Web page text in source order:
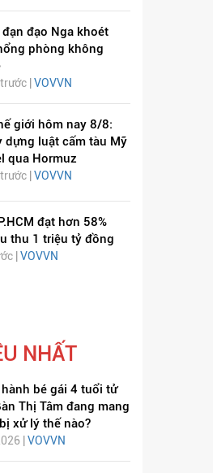
đạn đạo Nga khoét
phòng không
| VOVVN
giới hôm nay 8/8:
dựng luật cấm tàu Mỹ
qua Hormuz
| VOVVN
đạt hơn 58%
thu 1 triệu tỷ đồng
| VOVVN
NHẤT
bé gái 4 tuổi tử
Thị Tâm đang mang
xử lý thế nào?
| VOVVN